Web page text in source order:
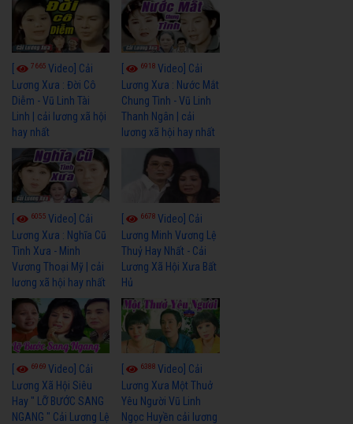
7665 Video] Cải
Lương Xưa : Đời Cô
Diễm - Vũ Linh Tài
Linh | cải lương xã hội
hay nhất
6918Video] Cải
Lương Xưa : Nước Mắt
Chung Tình - Vũ Linh
Thanh Ngân | cải
lương xã hội hay nhất
6055 Video] Cải
Lương Xưa : Nghĩa Cũ
Tình Xưa - Minh
Vương Thoại Mỹ | cải
lương xã hội hay nhất
6678Video] Cải
Lương Minh Vương Lệ
Thuỷ Hay Nhất - Cải
Lương Xã Hội Xưa Bất
Hủ
6969 Video] Cải
Lương Xã Hội Siêu
Hay " LỠ BƯỚC SANG
NGANG " Cải Lương Lệ
6388Video] Cải
Lương Xưa Một Thuở
Yêu Người Vũ Linh
Ngọc Huyền cải lương